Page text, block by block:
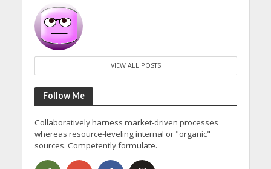
VIEW ALL POSTS
Follow Me
Collaboratively harness market-driven processes
whereas resource-leveling internal or "organic"
sources. Competently formulate.